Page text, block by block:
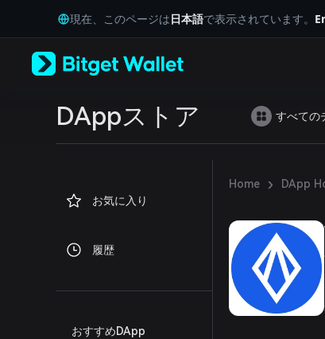
Tiếng Việt
Русский
Español (Latinoamérica)
Português (Portugal)
Bahasa Indonesia
Español (Argentina)
現在、このページは日本語で表示されています。
DAppストア すべての
お気に入り
履歴
おすすめDApp
Home › DApp